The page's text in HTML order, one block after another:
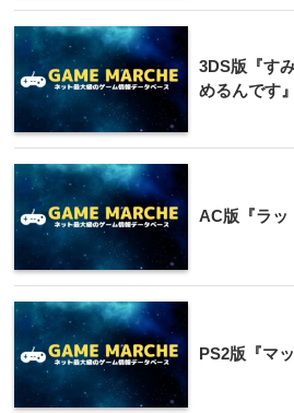
3DS版『す
めるんです』
AC版『ラッ
PS2版『マ